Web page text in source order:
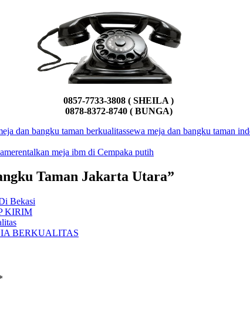
0857-7733-3808 ( SHEILA )
0878-8372-8740 ( BUNGA)
dan bangku taman berkualitassewa meja dan bangku taman
merentalkan meja ibm di Cempaka putih
Taman Jakarta Utara”
Bekasi
KIRIM
BERKUALITAS